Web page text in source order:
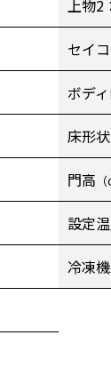
上物2
セイ
ボデ
床形状
門高
設定
冷凍機